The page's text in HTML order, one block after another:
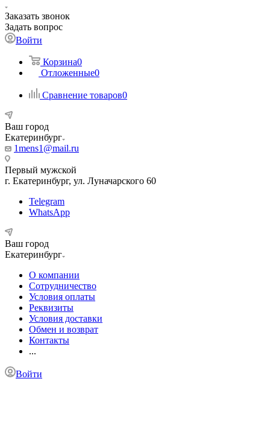
Заказать звонок
Задать вопрос
Войти
Корзина0
Отложенные0
Сравнение товаров0
Ваш город
Екатеринбург
1mens1@mail.ru
Первый мужской
г. Екатеринбург, ул. Луначарского 60
Telegram
WhatsApp
Ваш город
Екатеринбург
О компании
Сотрудничество
Условия оплаты
Реквизиты
Условия доставки
Обмен и возврат
Контакты
...
Войти